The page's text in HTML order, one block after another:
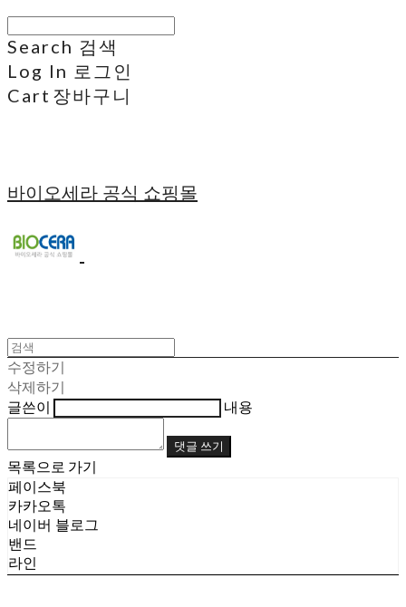
Search 검색
Log In 로그인
Cart 장바구니
바이오세라 공식 쇼핑몰
수정하기
삭제하기
글쓴이
내용
댓글 쓰기
목록으로 가기
페이스북
카카오톡
네이버 블로그
밴드
라인